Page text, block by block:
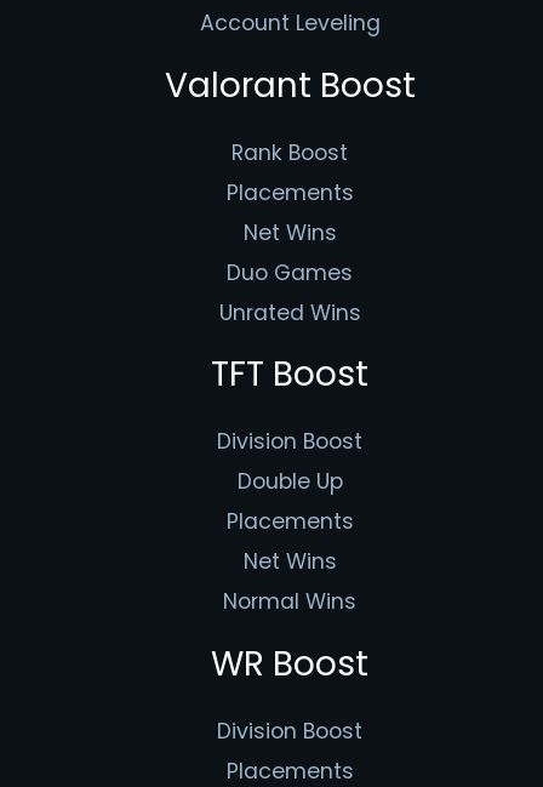
Account Leveling
Valorant Boost
Rank Boost
Placements
Net Wins
Duo Games
Unrated Wins
TFT Boost
Division Boost
Double Up
Placements
Net Wins
Normal Wins
WR Boost
Division Boost
Placements